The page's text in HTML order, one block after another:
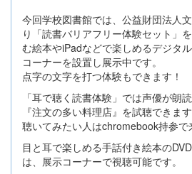
今回学校図書館では、公益財団法人
り「読書バリアフリー体験セット」
む絵本やiPadなどで楽しめるデジタ
コーナーを設置し展示中です。
点字の文字を打つ体験もできます！
「耳で聴く読書体験」では声優が朗
『注文の多い料理店』を試聴できま
聴いてみたい人はchromebook持参で
目と耳で楽しめる手話付き絵本の
は、展示コーナーで視聴可能です。